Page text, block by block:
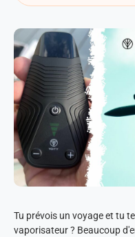
Tu prévois un voyage et tu
vaporisateur ? Beaucoup